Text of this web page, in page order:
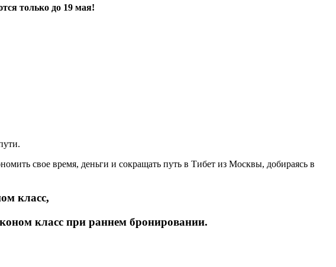
только до 19 мая!
свое время, деньги и сокращать путь в Тибет из Москвы, добираясь в
класс,
класс при раннем бронировании.